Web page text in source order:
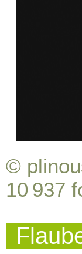
©
10 937